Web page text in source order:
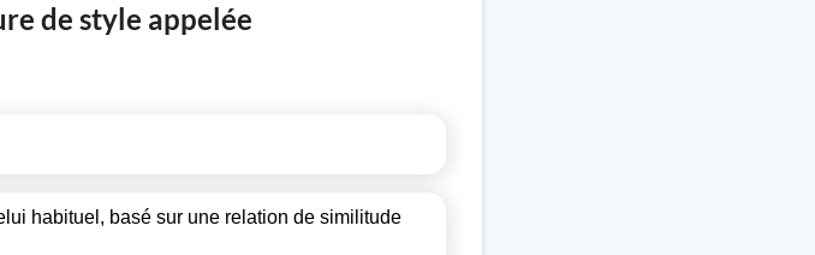
de style appelée
habituel, basé sur une relation de similitude